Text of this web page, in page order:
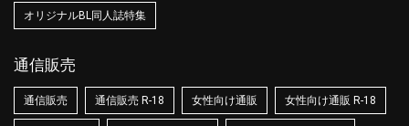
オリジナルBL同人誌特集
通信販売
通信販売 通信販売 R-18 女性向け通販 女性向け通販 R-18